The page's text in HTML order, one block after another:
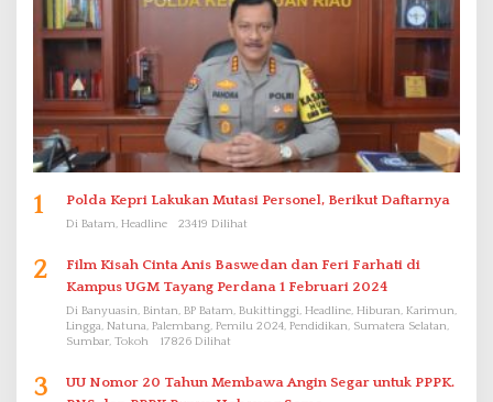
1 Polda Kepri Lakukan Mutasi Personel, Berikut Daftarnya
Di Batam, Headline 23419 Dilihat
2
Film Kisah Cinta Anis Baswedan dan Feri Farhati di
Kampus UGM Tayang Perdana 1 Februari 2024
Di Banyuasin, Bintan, BP Batam, Bukittinggi, Headline, Hiburan, Karimun,
Lingga, Natuna, Palembang, Pemilu 2024, Pendidikan, Sumatera Selatan,
Sumbar, Tokoh
17826 Dilihat
3
UU Nomor 20 Tahun Membawa Angin Segar untuk PPPK.